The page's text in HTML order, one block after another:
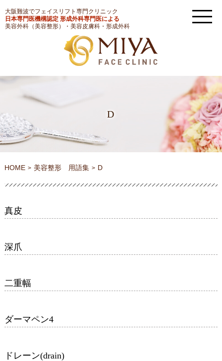
大阪難波でフェイスリフト専門クリニック
日本専門医機構認定 形成外科専門医による
美容外科（美容整形）・美容皮膚科・形成外科
D
HOME 美容整形 用語集 D
真皮
深爪
二重幅
ダーマペン4
ドレーン(drain)